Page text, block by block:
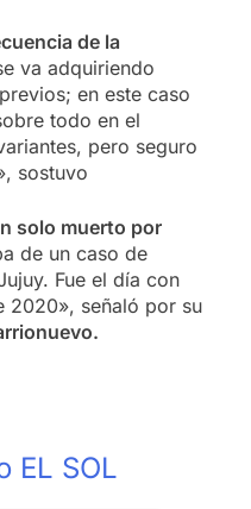
de la
va adquiriendo
en este caso
todo en el
pero seguro
sostuvo
solo muerto por
de un caso de
Fue el día con
2020», señaló por su
EL SOL